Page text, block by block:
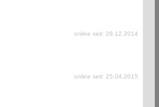
online seit: 28.12.2014
online seit: 25.04.2015